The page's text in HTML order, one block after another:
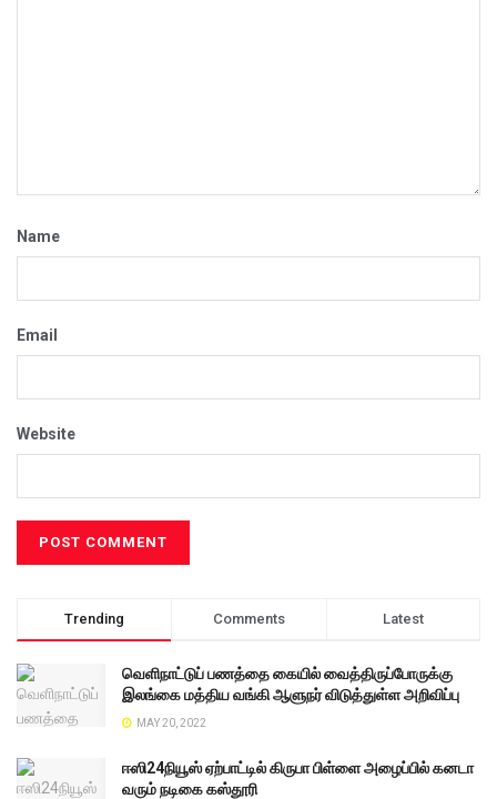
Name
Email
Website
Trending Comments Latest
வெளிநாட்டுப் பணத்தை கையில் வைத்திருப்போருக்கு
இலங்கை மத்திய வங்கி ஆளுநர் விடுத்துள்ள அறிவிப்பு
MAY 20, 2022
ஈஸி24நியூஸ் ஏற்பாட்டில் கிருபா பிள்ளை அழைப்பில் கனடா
வரும் நடிகை கஸ்தூரி